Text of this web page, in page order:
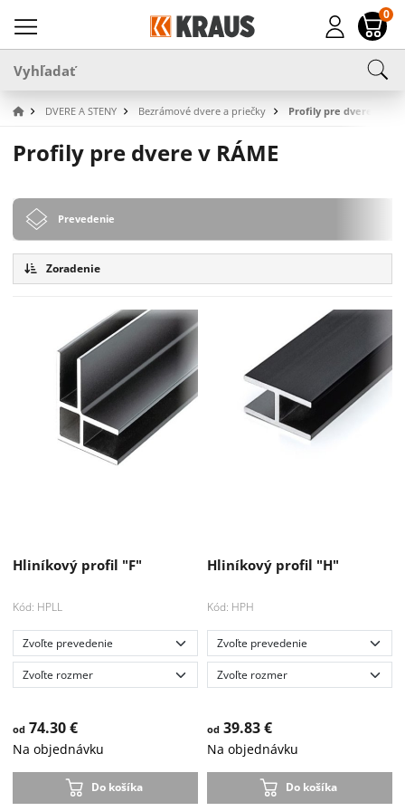
0
DVERE A STENY Bezrámové dvere a priečky Profily pre dvere v
Profily pre dvere v RÁME
Prevedenie
Zoradenie
Hliníkový profil "F"
Kód: HPLL
od74.30 €
Na objednávku
Do košíka
Hliníkový profil "H"
Kód: HPH
od 39.83 €
Na objednávku
Do košíka